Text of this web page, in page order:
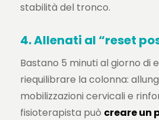
stabilità del tronco.
4. Allenati al “reset
Bastano 5 minuti al giorno di
riequilibrare la colonna:
mobilizzazioni cervicali e
fisioterapista può creare un